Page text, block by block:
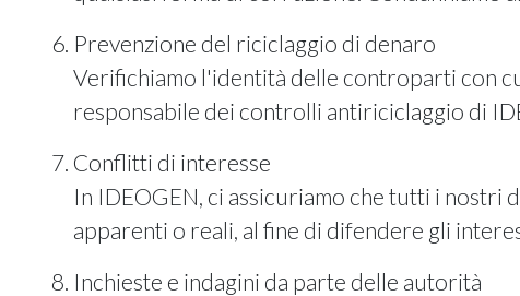
Prevenzione del riciclaggio di denaro
Verifichiamo l'identità delle controparti con
responsabile dei controlli antiriciclaggio di
Conflitti di interesse
In IDEOGEN, ci assicuriamo che tutti i
apparenti o reali, al fine di difendere gli
Inchieste e indagini da parte delle autorità